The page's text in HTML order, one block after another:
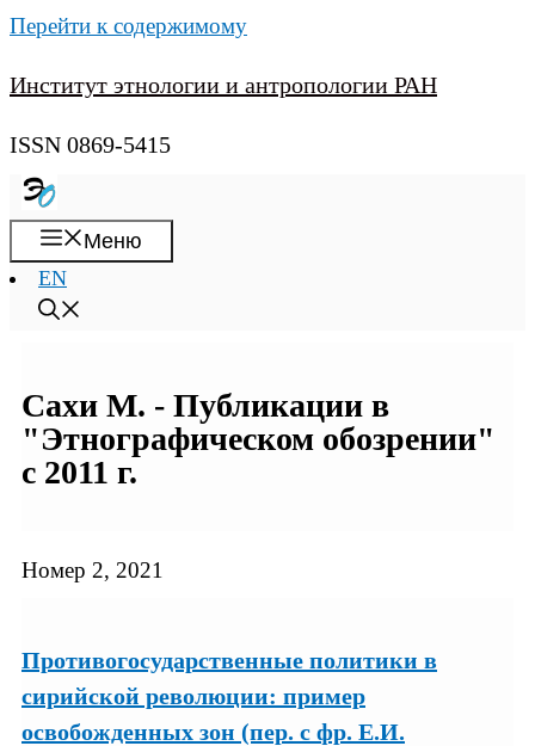
Перейти к содержимому
Институт этнологии и антропологии РАН
ISSN 0869-5415
Меню
EN
Сахи М. - Публикации в
"Этнографическом обозрении"
с 2011 г.
Номер 2, 2021
Противогосударственные политики в
сирийской революции: пример
освобожденных зон (пер. с фр. Е.И.